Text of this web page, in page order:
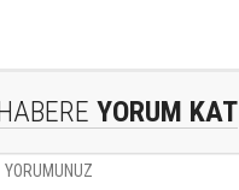
YORUM KAT